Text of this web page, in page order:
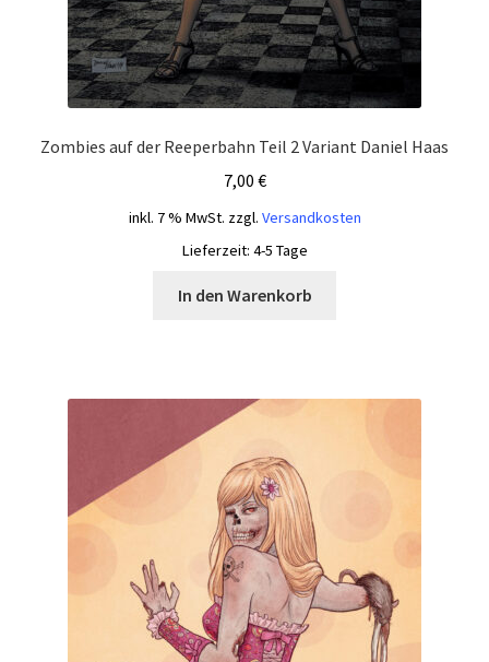
Zombies auf der Reeperbahn Teil 2 Variant Daniel Haas
7,00 €
inkl. 7 % MwSt. zzgl. Versandkosten
Lieferzeit: 4-5 Tage
In den Warenkorb